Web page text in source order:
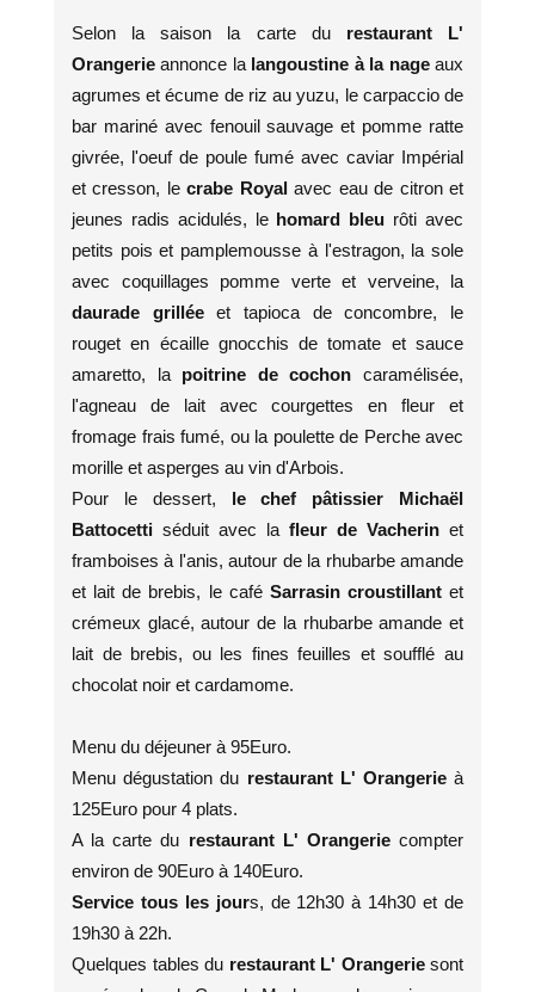
Selon la saison la carte durestaurant L'
Orangerieannonce lalangoustine à la nageaux
agrumes et écume de riz au yuzu, le carpaccio de
bar mariné avec fenouil sauvage et pomme ratte
givrée, l'oeuf de poule fumé avec caviar Impérial
et cresson, lecrabe Royalavec eau de citron et
jeunes radis acidulés, le homard bleu rôti avec
petits pois et pamplemousse à l'estragon, la sole
avec coquillages pomme verte et verveine, la
daurade grilléeet tapioca de concombre, le
rouget en écaille gnocchis de tomate et sauce
amaretto, la poitrine de cochon caramélisée,
l'agneau de lait avec courgettes en fleur et
fromage frais fumé, ou la poulette de Perche avec
morille et asperges au vin d'Arbois.
Pour le dessert, le chef pâtissier Michaël
Battocetti séduit avec la fleur de Vacherin et
framboises à l'anis, autour de la rhubarbe amande
et lait de brebis, le café Sarrasin croustillantet
crémeux glacé, autour de la rhubarbe amande et
lait de brebis, ou les fines feuilles et soufflé au
chocolat noir et cardamome.
Menu du déjeuner à 95Euro.
Menu dégustation du restaurant L' Orangerie à
125Euro pour 4 plats.
A la carte du restaurant L' Orangeriecompter
environ de 90Euro à 140Euro.
Service tous les jours, de 12h30 à 14h30 et de
19h30 à 22h.
Quelques tables du restaurant L' Orangerie sont